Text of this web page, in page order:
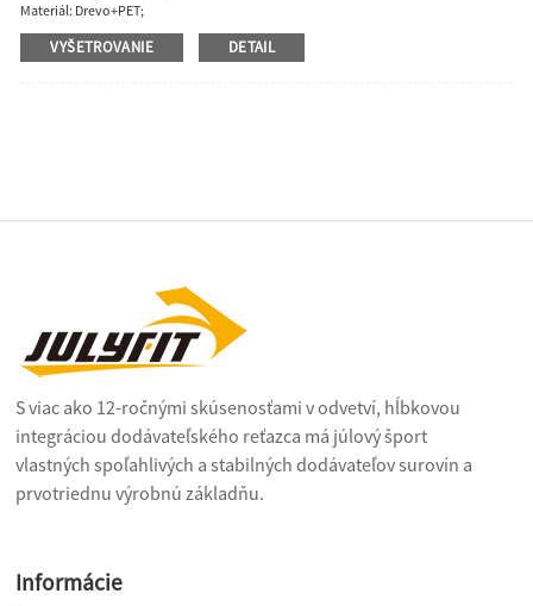
Materiál: Drevo+PET;
Veľkosť skladania: 40*32*15cm;
Päť úrovní: nastaviteľné 15/20/25/30/35 stupňov
VYŠETROVANIE DETAIL
S viac ako 12-ročnými skúsenosťami v odvetví, hĺbkovou
integráciou dodávateľského reťazca má júlový šport
vlastných spoľahlivých a stabilných dodávateľov surovín a
prvotriednu výrobnú základňu.
Informácie